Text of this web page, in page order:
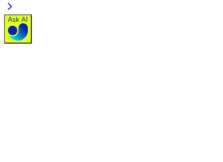
Ask AI